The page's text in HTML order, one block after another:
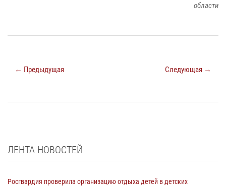
области
← Предыдущая Следующая →
ЛЕНТА НОВОСТЕЙ
Росгвардия проверила организацию отдыха детей в детских